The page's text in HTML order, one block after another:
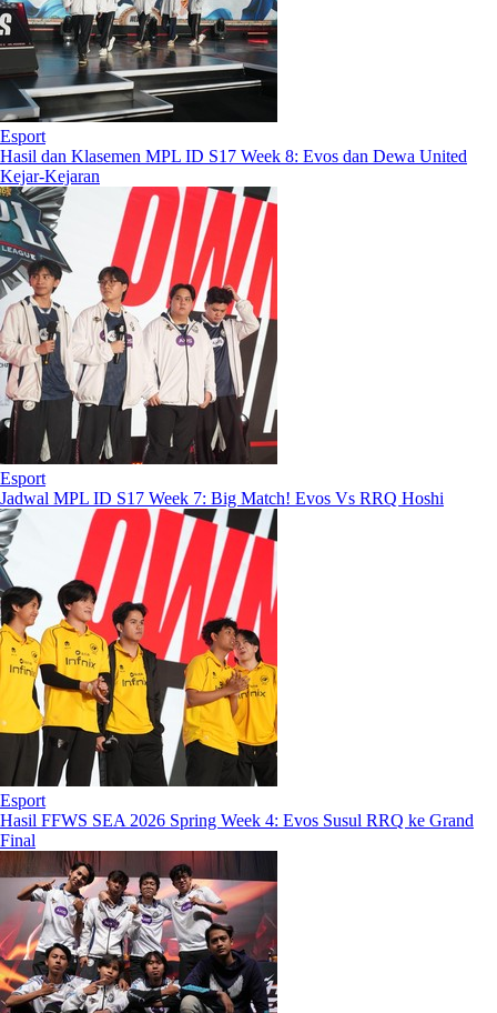
Esport
Hasil dan Klasemen MPL ID S17 Week 8: Evos dan Dewa United
Kejar-Kejaran
Esport
Jadwal MPL ID S17 Week 7: Big Match! Evos Vs RRQ Hoshi
Esport
Hasil FFWS SEA 2026 Spring Week 4: Evos Susul RRQ ke Grand
Final